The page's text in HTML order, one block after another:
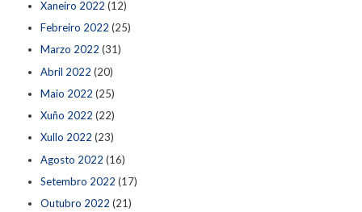
Xaneiro 2022 (12)
Febreiro 2022 (25)
Marzo 2022 (31)
Abril 2022 (20)
Maio 2022 (25)
Xuño 2022 (22)
Xullo 2022 (23)
Agosto 2022 (16)
Setembro 2022 (17)
Outubro 2022 (21)